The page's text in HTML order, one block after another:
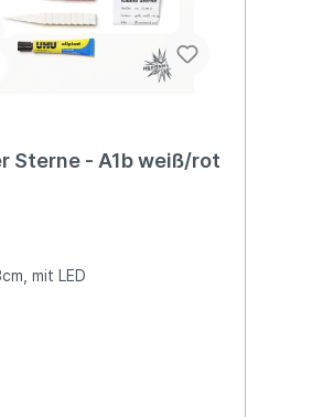
Sterne - A1b weiß/rot
mit LED